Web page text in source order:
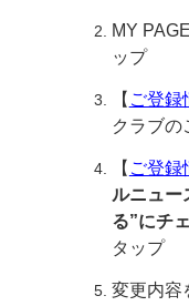
MY
ップ
【 ご登録
クラブの
【 ご登録
ルニュー
る”にチ
タップ
変更内容